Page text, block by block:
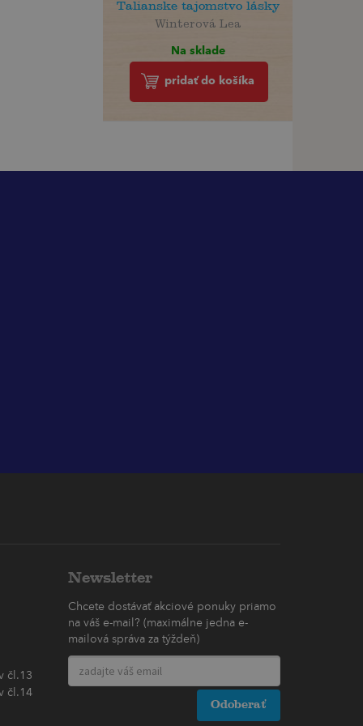
Talianske tajomstvo lásky
Winterová Lea
Na sklade
pridať do košíka
čl.13
čl.14
Newsletter
Chcete dostávať akciové ponuky priamo
na váš e-mail? (maximálne jedna e-
mailová správa za týždeň)
Odoberať